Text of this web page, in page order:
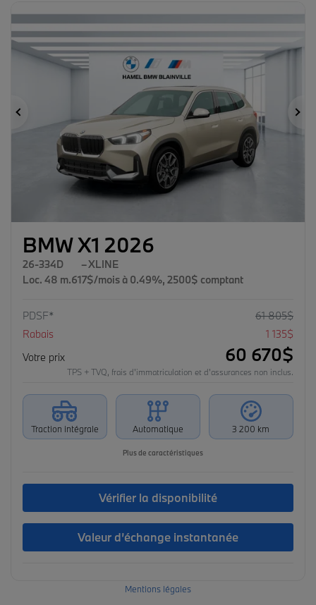
Précédent
BMW X1 2026
26-334D
– XLINE
Loc. 48 m.617$/mois à 0.49%, 2500$ comptant
PDSF* 61 805$
Rabais
1 135$
Votre prix
60 670$
TPS + TVQ, frais d'immatriculation et d'assurances non inclus.
Traction intégrale Automatique 3 200 km
Plus de caractéristiques
Vérifier la disponibilité
Valeur d’échange instantanée
Mentions légales